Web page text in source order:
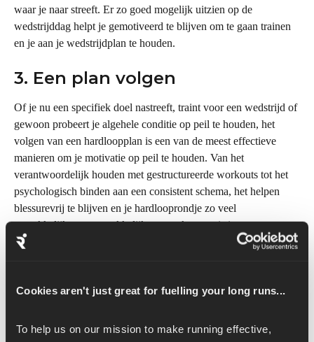
Cookies aren't just great for fuelling your long runs...
To help us on our mission to make running effective,
waar je naar streeft. Er zo goed mogelijk uitzien op de
wedstrijddag helpt je gemotiveerd te blijven om te gaan trainen
en je aan je wedstrijdplan te houden.
3. Een plan volgen
Of je nu een specifiek doel nastreeft, traint voor een wedstrijd of
gewoon probeert je algehele conditie op peil te houden, het
volgen van een hardloopplan is een van de meest effectieve
manieren om je motivatie op peil te houden. Van het
verantwoordelijk houden met gestructureerde workouts tot het
psychologisch binden aan een consistent schema, het helpen
blessurevrij te blijven en je hardlooprondje zo veel
gemakkelijker en gemakkelijker te maken - er is iets
ongelooflijk motiverends aan een persoonlijk hardloopplan dat
Meer lezen